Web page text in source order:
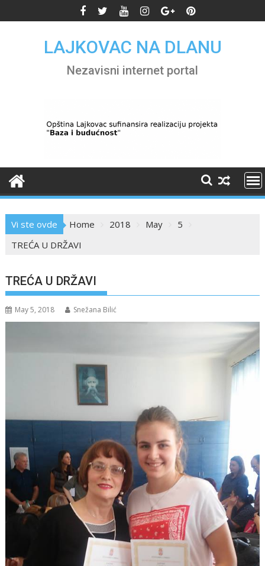
to
LAJKOVAC NA DLANU
Nezavisni internet portal
Vi ste ovde Home 2018 May
5
TREĆA U DRŽAVI
TREĆA U DRŽAVI
May 5, 2018 Snežana Bilić